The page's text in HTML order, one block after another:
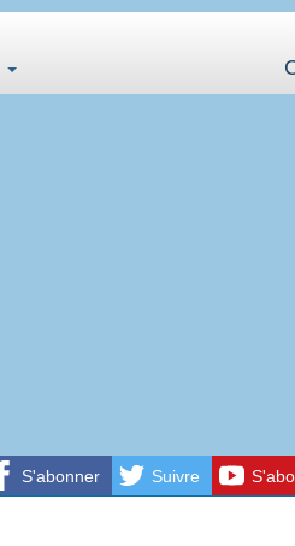
S'abonner Suivre